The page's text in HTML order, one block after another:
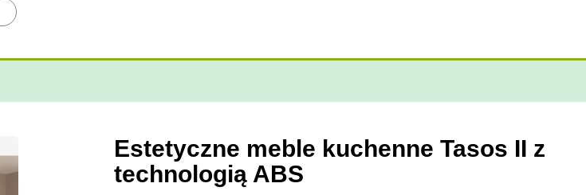
Estetyczne meble kuchenne Tasos II z
technologią ABS